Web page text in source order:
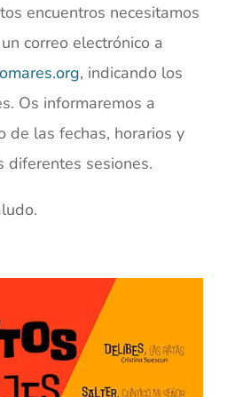
encuentros necesitamos
correo electrónico a
, indicando los
Os informaremos a
de las fechas, horarios y
diferentes sesiones.